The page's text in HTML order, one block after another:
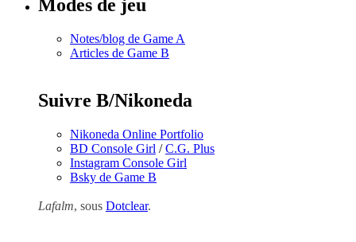
Modes de jeu
Notes/blog de Game A
Articles de Game B
Suivre B/Nikoneda
Nikoneda Online Portfolio
BD Console Girl /C.G. Plus
Instagram Console Girl
Bsky de Game B
Lafalm, sous Dotclear.